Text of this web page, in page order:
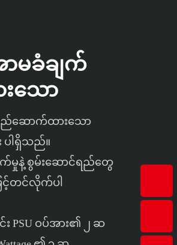
ာမခံချက်
သော
တည်ဆောက်ထားသော
ပါရှိသည်။
မှုနဲ့ စွမ်းဆောင်ရည်တွေ
င့်တင်လိုက်ပါ
PSU ဝပ်အား၏ ၂ ဆ